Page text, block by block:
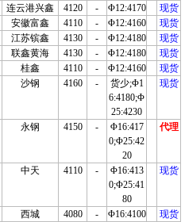
连云港兴鑫 4120 - Φ12:4170
现货
安徽富鑫 4110 - Φ12:4160
现货
江苏镔鑫 4130 - Φ12:4180
现货
联鑫黄海 4130 - Φ12:4180
现货
桂鑫 4110 - Φ12:4160
现货
沙钢 4160 -
货少;Φ1
6:4180;Φ
25:4230
现货
永钢 4150 -
Φ16:417
0;Φ25:42
20
代理
中天 4110 -
Φ16:413
0;Φ25:41
80
现货
西城 4080 - Φ16:4100
现货